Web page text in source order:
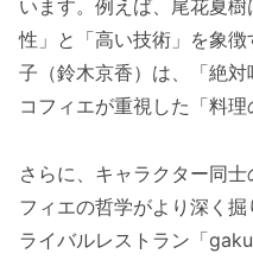
います。例えば、尾花夏
性」と「高い技術」を象
子（鈴木京香）は、「絶
コフィエが重視した「料理
さらに、キャラクター同
フィエの哲学がより深く掘
ライバルレストラン「